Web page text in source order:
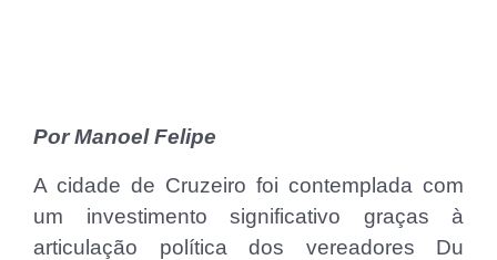
Por Manoel Felipe
A cidade de Cruzeiro foi contemplada com
um investimento significativo graças à
articulação política dos vereadores Du